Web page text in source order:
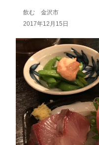
飲む 金沢市
2017年12月15日